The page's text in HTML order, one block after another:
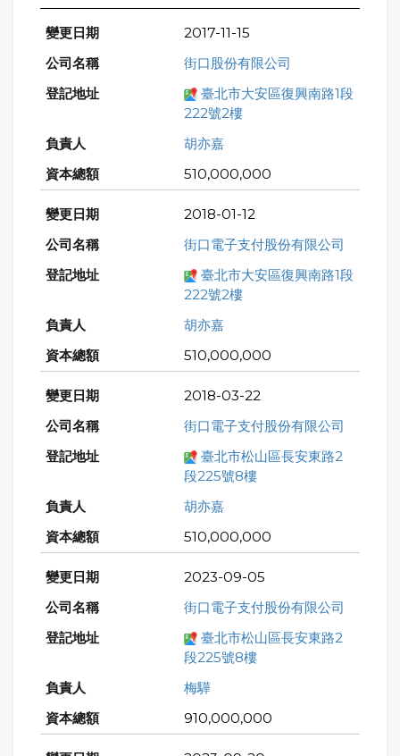
2017-11-15
街口股份有限公司
臺北市大安區復興南路1段
222號2樓
胡亦嘉
510,000,000
2018-01-12
街口電子支付股份有限公司
臺北市大安區復興南路1段
222號2樓
胡亦嘉
510,000,000
2018-03-22
街口電子支付股份有限公司
臺北市松山區長安東路2
段225號8樓
胡亦嘉
510,000,000
2023-09-05
街口電子支付股份有限公司
臺北市松山區長安東路2
段225號8樓
梅驊
910,000,000